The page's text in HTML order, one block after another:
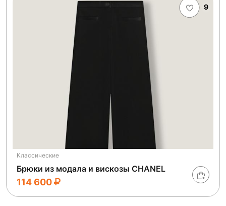
9
Классические
Брюки из модала и вискозы CHANEL
114 600